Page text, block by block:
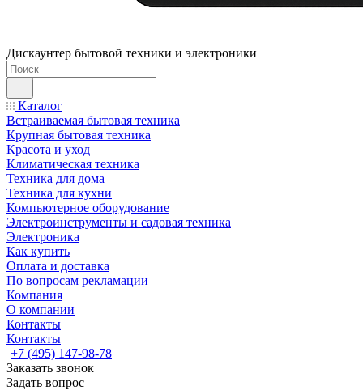
Дискаунтер бытовой техники и электроники
Каталог
Встраиваемая бытовая техника
Крупная бытовая техника
Красота и уход
Климатическая техника
Техника для дома
Техника для кухни
Компьютерное оборудование
Электроинструменты и садовая техника
Электроника
Как купить
Оплата и доставка
По вопросам рекламации
Компания
О компании
Контакты
Контакты
+7 (495) 147-98-78
Заказать звонок
Задать вопрос